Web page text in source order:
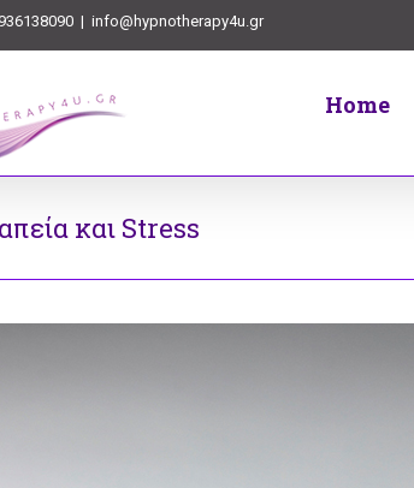
| info@hypnotherapy4u.gr
Home
και Stress